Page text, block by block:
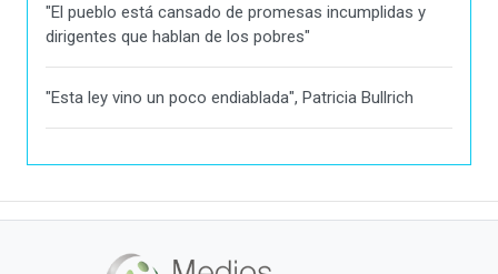
"El pueblo está cansado de promesas incumplidas y
dirigentes que hablan de los pobres"
"Esta ley vino un poco endiablada", Patricia Bullrich